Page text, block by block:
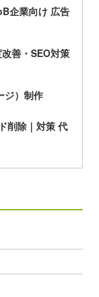
企業向け 広告
善・SEO対策
ジ）制作
削除｜対策 代